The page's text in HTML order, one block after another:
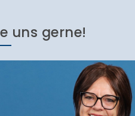
uns gerne!